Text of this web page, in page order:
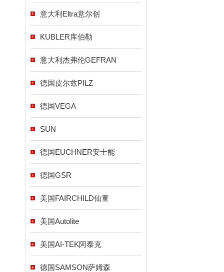
意大利Eltra意尔创
KUBLER库伯勒
意大利杰弗伦GEFRAN
德国皮尔兹PILZ
德国VEGA
SUN
德国EUCHNER安士能
德国GSR
美国FAIRCHILD仙童
美国Autolite
美国AI-TEK阿泰克
德国SAMSON萨姆森